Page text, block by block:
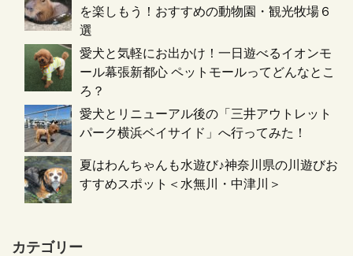
を楽しもう！おすすめの動物園・観光牧場６
選
愛犬と気軽にお出かけ！一日遊べるイオンモ
ール幕張新都心 ペットモールってどんなとこ
ろ？
愛犬とリニューアル後の「三井アウトレット
パーク横浜ベイサイド」へ行ってみた！
夏はわんちゃんも水遊び♪神奈川県の川遊びお
すすめスポット＜水無川・中津川＞
カテゴリー